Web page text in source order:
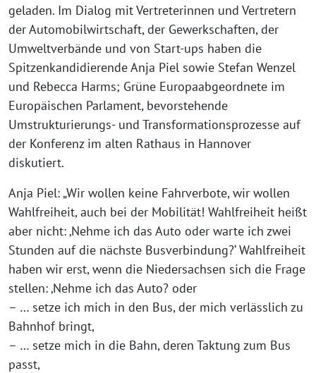
geladen. Im Dialog mit Vertreterinnen und Vertretern
der Automobilwirtschaft, der Gewerkschaften, der
Umweltverbände und von Start-ups haben die
Spitzenkandidierende Anja Piel sowie Stefan Wenzel
und Rebecca Harms; Grüne Europaabgeordnete im
Europäischen Parlament, bevorstehende
Umstrukturierungs- und Transformationsprozesse auf
der Konferenz im alten Rathaus in Hannover
diskutiert.
Anja Piel: „Wir wollen keine Fahrverbote, wir wollen
Wahlfreiheit, auch bei der Mobilität! Wahlfreiheit heißt
aber nicht: ‚Nehme ich das Auto oder warte ich zwei
Stunden auf die nächste Busverbindung?‘ Wahlfreiheit
haben wir erst, wenn die Niedersachsen sich die Frage
stellen: ‚Nehme ich das Auto? oder
– … setze ich mich in den Bus, der mich verlässlich zu
Bahnhof bringt,
– … setze mich in die Bahn, deren Taktung zum Bus
passt,